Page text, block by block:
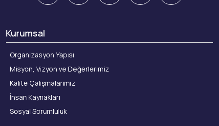
Kurumsal
Organizasyon Yapısı
Misyon, Vizyon ve Değerlerimiz
Kalite Çalışmalarımız
İnsan Kaynakları
Sosyal Sorumluluk